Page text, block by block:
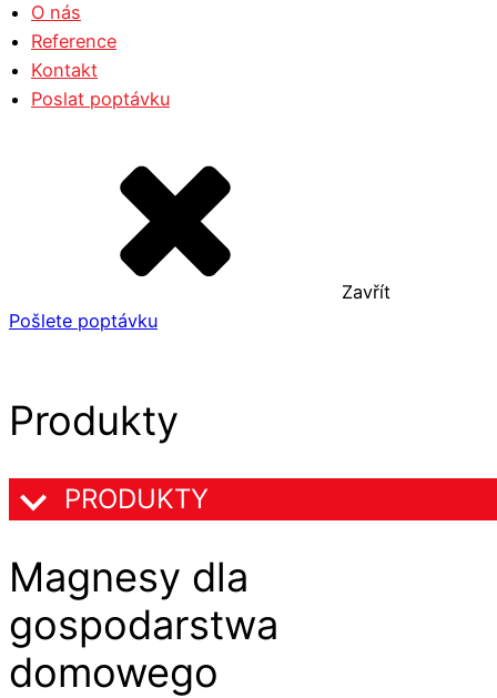
O nás
Reference
Kontakt
Poslat poptávku
Zavřít
Pošlete poptávku
Produkty
PRODUKTY
Magnesy dla
gospodarstwa
domowego